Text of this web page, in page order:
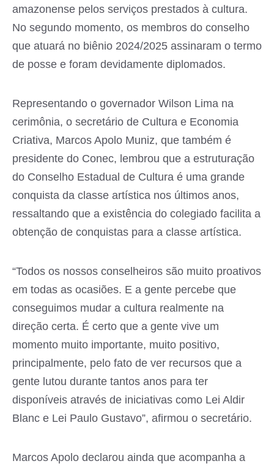
amazonense pelos serviços prestados à cultura.
No segundo momento, os membros do conselho
que atuará no biênio 2024/2025 assinaram o termo
de posse e foram devidamente diplomados.
Representando o governador Wilson Lima na
cerimônia, o secretário de Cultura e Economia
Criativa, Marcos Apolo Muniz, que também é
presidente do Conec, lembrou que a estruturação
do Conselho Estadual de Cultura é uma grande
conquista da classe artística nos últimos anos,
ressaltando que a existência do colegiado facilita a
obtenção de conquistas para a classe artística.
“Todos os nossos conselheiros são muito proativos
em todas as ocasiões. E a gente percebe que
conseguimos mudar a cultura realmente na
direção certa. É certo que a gente vive um
momento muito importante, muito positivo,
principalmente, pelo fato de ver recursos que a
gente lutou durante tantos anos para ter
disponíveis através de iniciativas como Lei Aldir
Blanc e Lei Paulo Gustavo”, afirmou o secretário.
Marcos Apolo declarou ainda que acompanha a